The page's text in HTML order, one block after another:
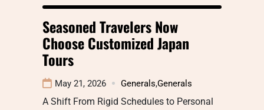
Seasoned Travelers Now
Choose Customized Japan
Tours
May 21, 2026 Generals,Generals
A Shift From Rigid Schedules to Personal